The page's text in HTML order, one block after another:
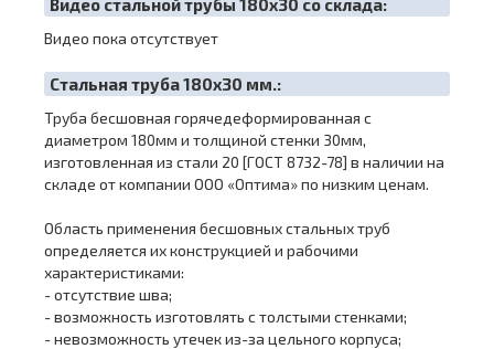
Видео пока отсутствует
Cтальная труба 180х30 мм.:
Труба бесшовная горячедеформированная с
диаметром 180мм и толщиной стенки 30мм,
изготовленная из стали 20 [ГОСТ 8732-78] в наличии на
складе от компании ООО «Оптима» по низким ценам.
Область применения бесшовных стальных труб
определяется их конструкцией и рабочими
характеристиками:
- отсутствие шва;
- возможность изготовлять с толстыми стенками;
- невозможность утечек из-за цельного корпуса;